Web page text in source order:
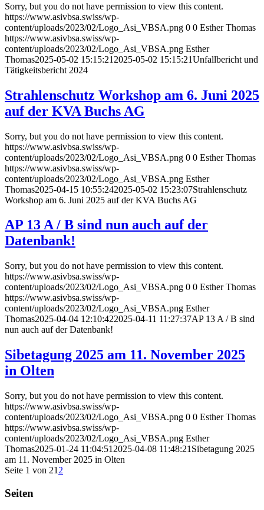
Sorry, but you do not have permission to view this content.
https://www.asivbsa.swiss/wp-
content/uploads/2023/02/Logo_Asi_VBSA.png 0 0 Esther Thomas
https://www.asivbsa.swiss/wp-
content/uploads/2023/02/Logo_Asi_VBSA.png Esther
Thomas2025-05-02 15:15:21 2025-05-02 15:15:21Unfallbericht und
Tätigkeitsbericht 2024
Strahlenschutz Workshop am 6. Juni 2025
auf der KVA Buchs AG
Sorry, but you do not have permission to view this content.
https://www.asivbsa.swiss/wp-
content/uploads/2023/02/Logo_Asi_VBSA.png 0 0 Esther Thomas
https://www.asivbsa.swiss/wp-
content/uploads/2023/02/Logo_Asi_VBSA.png Esther
Thomas2025-04-15 10:55:242025-05-02 15:23:07Strahlenschutz
Workshop am 6. Juni 2025 auf der KVA Buchs AG
AP 13 A / B sind nun auch auf der
Datenbank!
Sorry, but you do not have permission to view this content.
https://www.asivbsa.swiss/wp-
content/uploads/2023/02/Logo_Asi_VBSA.png 0 0 Esther Thomas
https://www.asivbsa.swiss/wp-
content/uploads/2023/02/Logo_Asi_VBSA.png Esther
Thomas2025-04-04 12:10:422025-04-11 11:27:37AP 13 A / B sind
nun auch auf der Datenbank!
Sibetagung 2025 am 11. November 2025
in Olten
Sorry, but you do not have permission to view this content.
https://www.asivbsa.swiss/wp-
content/uploads/2023/02/Logo_Asi_VBSA.png 0 0 Esther Thomas
https://www.asivbsa.swiss/wp-
content/uploads/2023/02/Logo_Asi_VBSA.png Esther
Thomas2025-01-24 11:04:51 2025-04-08 11:48:21 Sibetagung 2025
am 11. November 2025 in Olten
Seite 1 von 21 2
Seiten